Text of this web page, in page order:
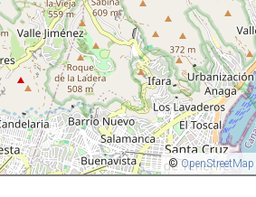
©OpenStreetMap